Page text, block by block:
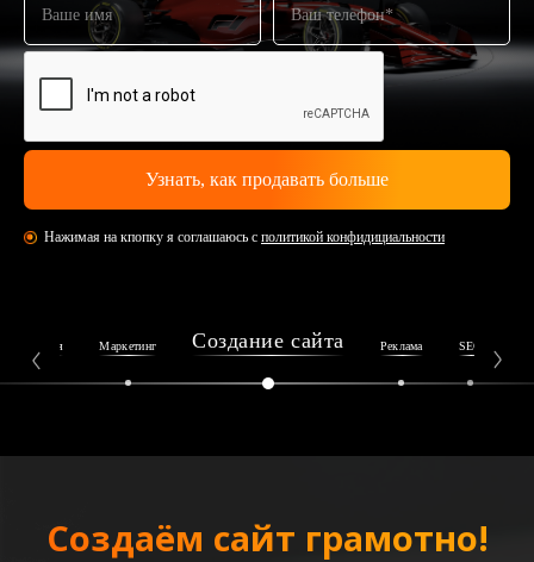
Нажимая на кпопку я соглашаюсь с политикой конфидициальности
Репутация Маркетинг Создание сайта Реклама SEO
Создаём сайт грамотно!